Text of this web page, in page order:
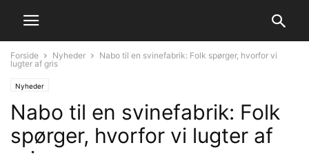
Forside Nyheder
Nabo til en svinefabrik: Folk spørger, hvorfor vi
lugter af gris
Nyheder
Nabo til en svinefabrik: Folk
spørger, hvorfor vi lugter af